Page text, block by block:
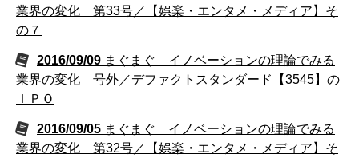
業界の変化 第33号／【娯楽・エンタメ・メディア】そ
の７
2016/09/09 まぐまぐ イノベーションの理論でみる
業界の変化 号外／デファクトスタンダード【3545】の
ＩＰＯ
2016/09/05 まぐまぐ イノベーションの理論でみる
業界の変化 第32号／【娯楽・エンタメ・メディア】そ